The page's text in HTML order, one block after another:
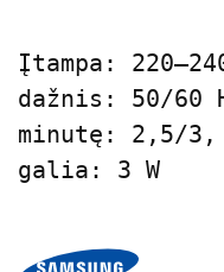
Įtampa:
dažnis: 50/60
minutę: 2,5/
galia: 3 W